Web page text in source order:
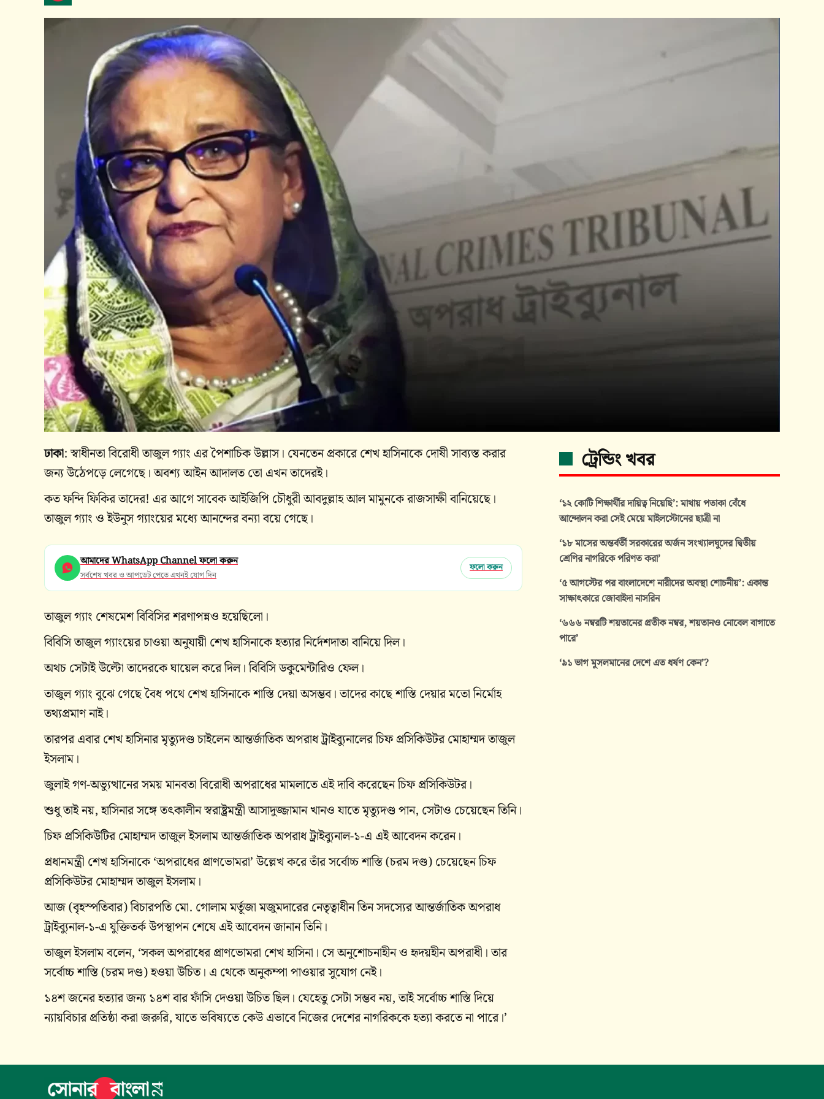
ঢাকা: স্বাধীনতা বিরোধী তাজুল গ্যাং এর পৈশাচিক উল্লাস। যেনতেন প্রকারে শেখ হাসিনাকে দোষী সাব্যস্ত করার
জন্য উঠেপড়ে লেগেছে। অবশ্য আইন আদালত তো এখন তাদেরই।
কত ফন্দি ফিকির তাদের! এর আগে সাবেক আইজিপি চৌধুরী আবদুল্লাহ আল মামুনকে রাজসাক্ষী বানিয়েছে।
তাজুল গ্যাং ও ইউনুস গ্যাংয়ের মধ্যে আনন্দের বন্যা বয়ে গেছে।
আমাদের WhatsApp Channel ফলো করুন
সর্বশেষ খবর ও আপডেট পেতে এখনই যোগ দিন
ফলো করুন
তাজুল গ্যাং শেষমেশ বিবিসির শরণাপন্নও হয়েছিলো।
বিবিসি তাজুল গ্যাংয়ের চাওয়া অনুযায়ী শেখ হাসিনাকে হত্যার নির্দেশদাতা বানিয়ে দিল।
অথচ সেটাই উল্টো তাদেরকে ঘায়েল করে দিল। বিবিসি ডকুমেন্টারিও ফেল।
তাজুল গ্যাং বুঝে গেছে বৈধ পথে শেখ হাসিনাকে শাস্তি দেয়া অসম্ভব। তাদের কাছে শাস্তি দেয়ার মতো নির্মোহ
তথ্যপ্রমাণ নাই।
তারপর এবার শেখ হাসিনার মৃত্যুদণ্ড চাইলেন আন্তর্জাতিক অপরাধ ট্রাইব্যুনালের চিফ প্রসিকিউটর মোহাম্মদ তাজুল
ইসলাম।
জুলাই গণ-অভ্যুত্থানের সময় মানবতা বিরোধী অপরাধের মামলাতে এই দাবি করেছেন চিফ প্রসিকিউটর।
শুধু তাই নয়, হাসিনার সঙ্গে তৎকালীন স্বরাষ্ট্রমন্ত্রী আসাদুজ্জামান খানও যাতে মৃত্যুদণ্ড পান, সেটাও চেয়েছেন তিনি।
চিফ প্রসিকিউটির মোহাম্মদ তাজুল ইসলাম আন্তর্জাতিক অপরাধ ট্রাইব্যুনাল-১-এ এই আবেদন করেন।
প্রধানমন্ত্রী শেখ হাসিনাকে ‘অপরাধের প্রাণভোমরা’ উল্লেখ করে তাঁর সর্বোচ্চ শাস্তি (চরম দণ্ড) চেয়েছেন চিফ
প্রসিকিউটর মোহাম্মদ তাজুল ইসলাম।
আজ (বৃহস্পতিবার) বিচারপতি মো. গোলাম মর্তূজা মজুমদারের নেতৃত্বাধীন তিন সদস্যের আন্তর্জাতিক অপরাধ
ট্রাইব্যুনাল-১-এ যুক্তিতর্ক উপস্থাপন শেষে এই আবেদন জানান তিনি।
তাজুল ইসলাম বলেন, ‘সকল অপরাধের প্রাণভোমরা শেখ হাসিনা। সে অনুশোচনাহীন ও হৃদয়হীন অপরাধী। তার
সর্বোচ্চ শাস্তি (চরম দণ্ড) হওয়া উচিত। এ থেকে অনুকম্পা পাওয়ার সুযোগ নেই।
১৪শ জনের হত্যার জন্য ১৪শ বার ফাঁসি দেওয়া উচিত ছিল। যেহেতু সেটা সম্ভব নয়, তাই সর্বোচ্চ শাস্তি দিয়ে
ন্যায়বিচার প্রতিষ্ঠা করা জরুরি, যাতে ভবিষ্যতে কেউ এভাবে নিজের দেশের নাগরিককে হত্যা করতে না পারে।’
ট্রেন্ডিং খবর
‘১২ কোটি শিক্ষার্থীর দায়িত্ব নিয়েছি’: মাথায় পতাকা বেঁধে
আন্দোলন করা সেই মেয়ে মাইলস্টোনের ছাত্রী না
‘১৮ মাসের অন্তর্বর্তী সরকারের অর্জন সংখ্যালঘুদের দ্বিতীয়
শ্রেণির নাগরিকে পরিণত করা’
‘৫ আগস্টের পর বাংলাদেশে নারীদের অবস্থা শোচনীয়’: একান্ত
সাক্ষাৎকারে জোবাইদা নাসরিন
‘৬৬৬ নম্বরটি শয়তানের প্রতীক নম্বর, শয়তানও নোবেল বাগাতে
পারে’
‘৯১ ভাগ মুসলমানের দেশে এত ধর্ষণ কেন’?